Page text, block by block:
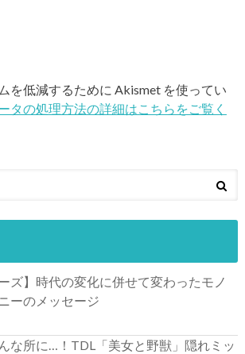
を低減するために Akismet を使ってい
タの処理方法の詳細はこちらをご覧く
ズ】時代の変化に併せて変わったモノ
ーのメッセージ
な所に…！TDL「美女と野獣」隠れミッ